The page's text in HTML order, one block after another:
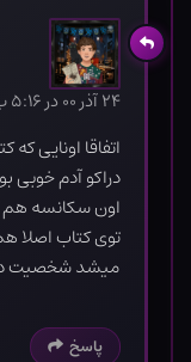
۲۴ آذر ۰۰ در ۵:۱۶ ب٫ظ
اتفاقا اونایی
دراکو آدم خوبی
اون سکانسه
توی کتاب اصلا
میشد شخصیت
پاسخ